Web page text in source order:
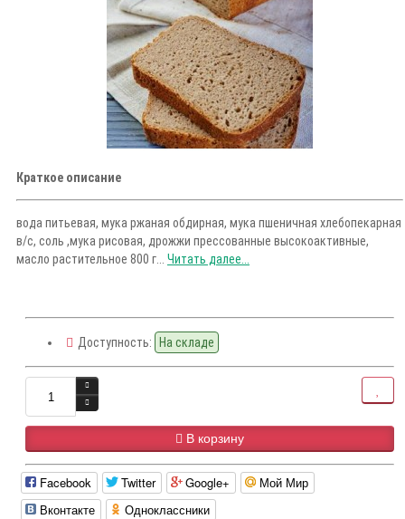
Краткое описание
вода питьевая, мука ржаная обдирная, мука пшеничная хлебопекарная
в/с, соль ,мука рисовая, дрожжи прессованные высокоактивные,
масло растительное 800 г... Читать далее...
Доступность: На складе
В корзину
Facebook Twitter Google+
Мой Мир
Вконтакте
Одноклассники